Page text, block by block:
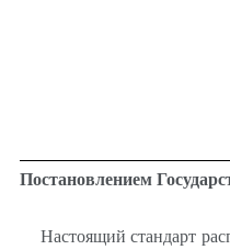
Постановлением
Настоящий стандарт